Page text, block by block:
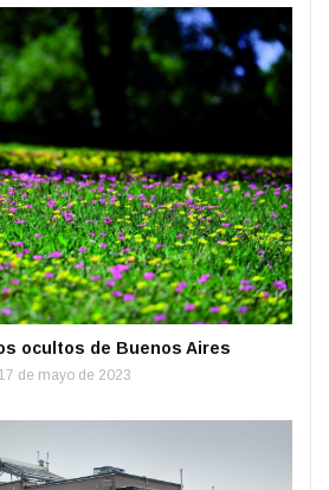
ocultos de Buenos Aires
de mayo de 2023